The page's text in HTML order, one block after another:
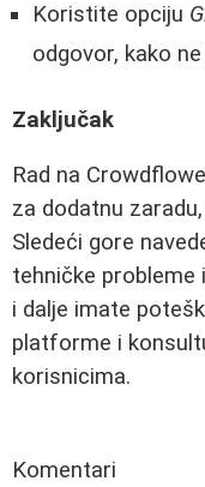
Koristite opciju
odgovor, kako
Zaključak
Rad na
za dodatnu
Sledeći gore
tehničke
i dalje imate
platforme i
korisnicima.
Komentari